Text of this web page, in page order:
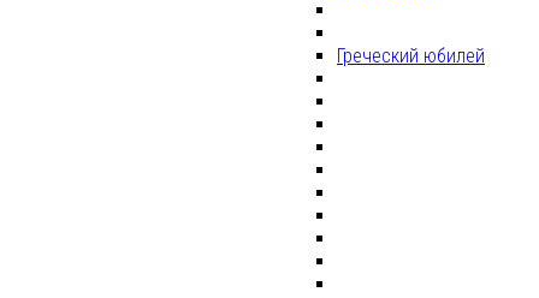
Греческий юбилей